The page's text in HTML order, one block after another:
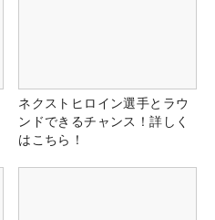
ネクストヒロイン選手とラウ
ンドできるチャンス！詳しく
はこちら！